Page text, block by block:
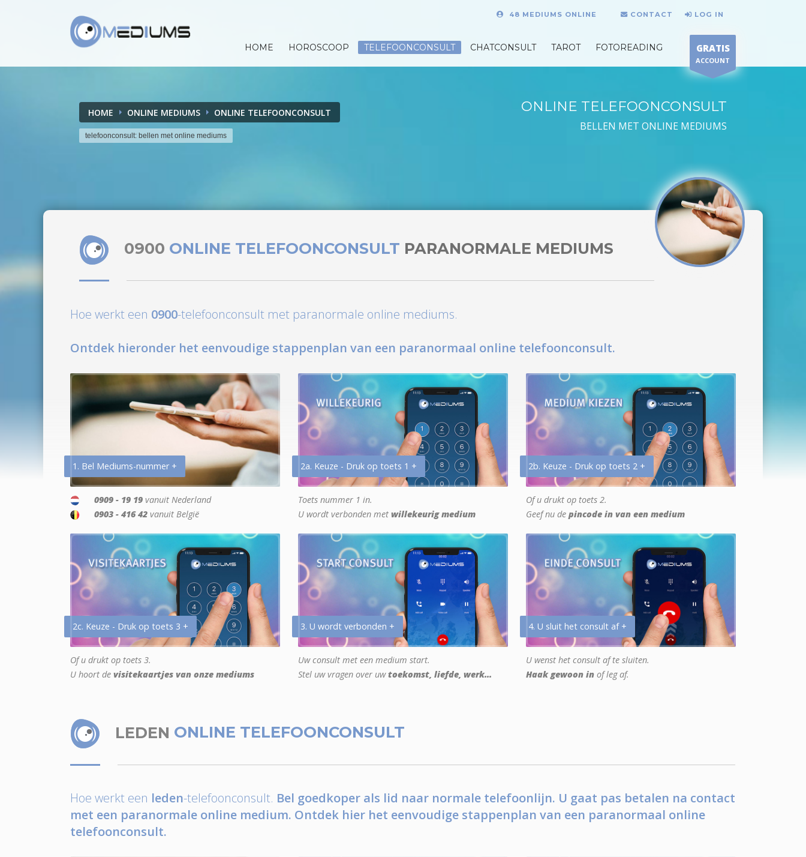
48 MEDIUMS ONLINE CONTACT LOG IN
HOME HOROSCOOP TELEFOONCONSULT CHATCONSULT TAROT FOTOREADING GRATIS
ACCOUNT
HOME ONLINE MEDIUMS ONLINE TELEFOONCONSULT
telefoonconsult: bellen met online mediums
ONLINE TELEFOONCONSULT
BELLEN MET ONLINE MEDIUMS
0900 ONLINE TELEFOONCONSULT PARANORMALE MEDIUMS
Hoe werkt een 0900-telefoonconsult met paranormale online mediums.
Ontdek hieronder het eenvoudige stappenplan van een paranormaal online telefoonconsult.
1. Bel Mediums-nummer +
0909 - 19 19 vanuit Nederland
0903 - 416 42 vanuit België
2a. Keuze - Druk op toets 1 +
Toets nummer 1 in.
U wordt verbonden met willekeurig medium
2b. Keuze - Druk op toets 2 +
Of u drukt op toets 2.
Geef nu de pincode in van een medium
2c. Keuze - Druk op toets 3 +
Of u drukt op toets 3.
U hoort de visitekaartjes van onze mediums
3. U wordt verbonden +
Uw consult met een medium start.
Stel uw vragen over uwtoekomst, liefde, werk...
4. U sluit het consult af +
U wenst het consult af te sluiten.
Haak gewoon in of leg af.
LEDEN ONLINE TELEFOONCONSULT
Hoe werkt een leden-telefoonconsult. Bel goedkoper als lid naar normale telefoonlijn. U gaat pas betalen na contact
met een paranormale online medium. Ontdek hier het eenvoudige stappenplan van een paranormaal online
telefoonconsult.